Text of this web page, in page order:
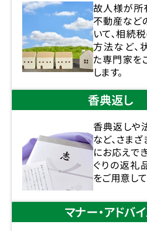
故人様が所
不動産など
いて、相続
方法など、
た専門家を
します。
香典返し
香典返しや
など、さま
にお応えで
ぐりの返礼
をご用意して
マナー・アドバ